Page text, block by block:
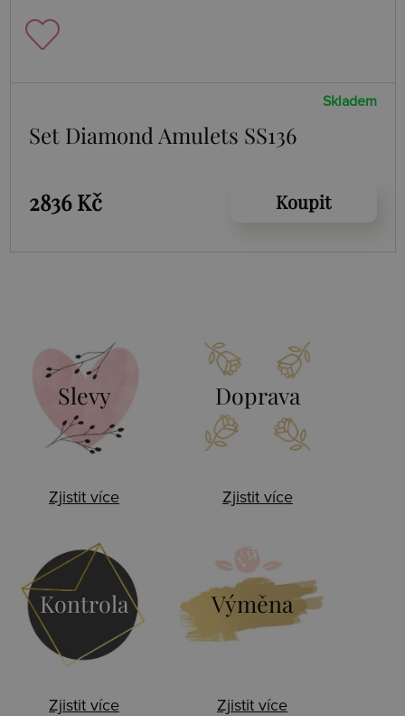
Skladem
Set Diamond Amulets SS136
2836 Kč Koupit
Slevy
Zjistit více
Doprava
Zjistit více
Kontrola
Zjistit více
Výměna
Zjistit více